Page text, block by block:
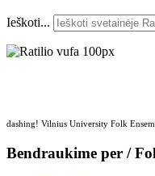
Ieškoti...
dashing! Vilnius University Folk
Bendraukime per /